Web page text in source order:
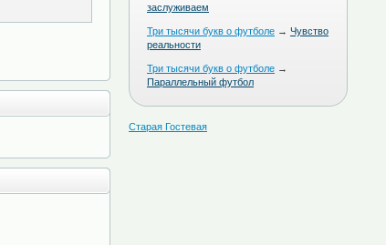
заслуживаем
Три тысячи букв о футболе → Чувство
реальности
Три тысячи букв о футболе →
Параллельный футбол
Старая Гостевая